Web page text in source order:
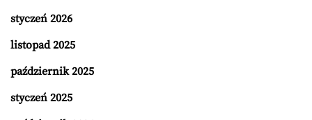
styczeń 2026
listopad 2025
październik 2025
styczeń 2025